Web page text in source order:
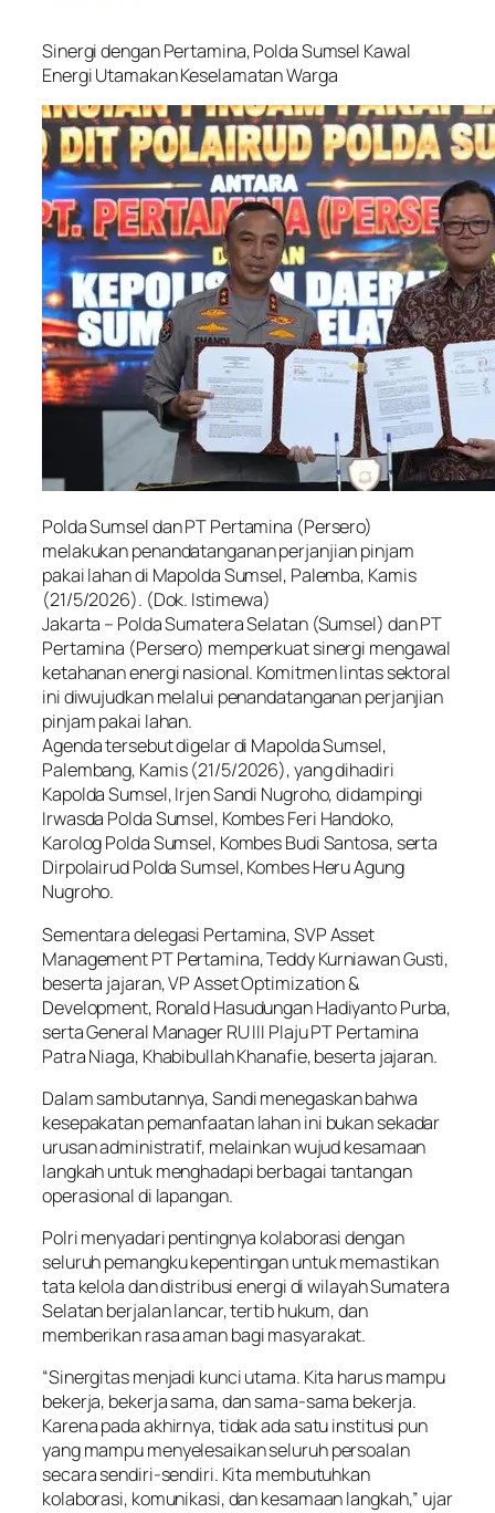
Sinergi dengan Pertamina, Polda Sumsel Kawal
Energi Utamakan Keselamatan Warga
Polda Sumsel dan PT Pertamina (Persero)
melakukan penandatanganan perjanjian pinjam
pakai lahan di Mapolda Sumsel, Palemba, Kamis
(21/5/2026). (Dok. Istimewa)
Jakarta – Polda Sumatera Selatan (Sumsel) dan PT
Pertamina (Persero) memperkuat sinergi mengawal
ketahanan energi nasional. Komitmen lintas sektoral
ini diwujudkan melalui penandatanganan perjanjian
pinjam pakai lahan.
Agenda tersebut digelar di Mapolda Sumsel,
Palembang, Kamis (21/5/2026), yang dihadiri
Kapolda Sumsel, Irjen Sandi Nugroho, didampingi
Irwasda Polda Sumsel, Kombes Feri Handoko,
Karolog Polda Sumsel, Kombes Budi Santosa, serta
Dirpolairud Polda Sumsel, Kombes Heru Agung
Nugroho.
Sementara delegasi Pertamina, SVP Asset
Management PT Pertamina, Teddy Kurniawan Gusti,
beserta jajaran, VP Asset Optimization &
Development, Ronald Hasudungan Hadiyanto Purba,
serta General Manager RU III Plaju PT Pertamina
Patra Niaga, Khabibullah Khanafie, beserta jajaran.
Dalam sambutannya, Sandi menegaskan bahwa
kesepakatan pemanfaatan lahan ini bukan sekadar
urusan administratif, melainkan wujud kesamaan
langkah untuk menghadapi berbagai tantangan
operasional di lapangan.
Polri menyadari pentingnya kolaborasi dengan
seluruh pemangku kepentingan untuk memastikan
tata kelola dan distribusi energi di wilayah Sumatera
Selatan berjalan lancar, tertib hukum, dan
memberikan rasa aman bagi masyarakat.
“Sinergitas menjadi kunci utama. Kita harus mampu
bekerja, bekerja sama, dan sama-sama bekerja.
Karena pada akhirnya, tidak ada satu institusi pun
yang mampu menyelesaikan seluruh persoalan
secara sendiri-sendiri. Kita membutuhkan
kolaborasi, komunikasi, dan kesamaan langkah,” ujar